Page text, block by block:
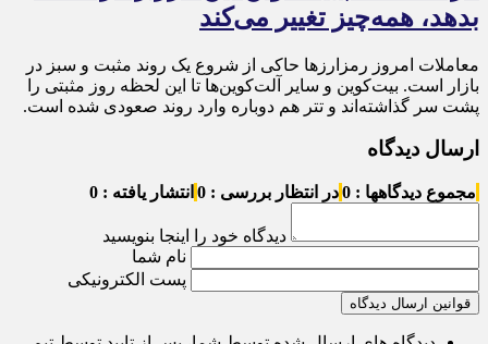
بدهد، همه‌چیز تغییر می‌کند
معاملات امروز رمزارز‌ها حاکی از شروع یک روند مثبت و سبز در
بازار است. بیت‌کوین و سایر آلت‌کوین‌ها تا این لحظه روز مثبتی را
پشت سر گذاشته‌اند و تتر هم دوباره وارد روند صعودی شده است.
ارسال دیدگاه
مجموع دیدگاهها : 0 در انتظار بررسی : 0 انتشار یافته : 0
دیدگاه خود را اینجا بنویسید
نام شما
پست الکترونیکی
قوانین ارسال دیدگاه